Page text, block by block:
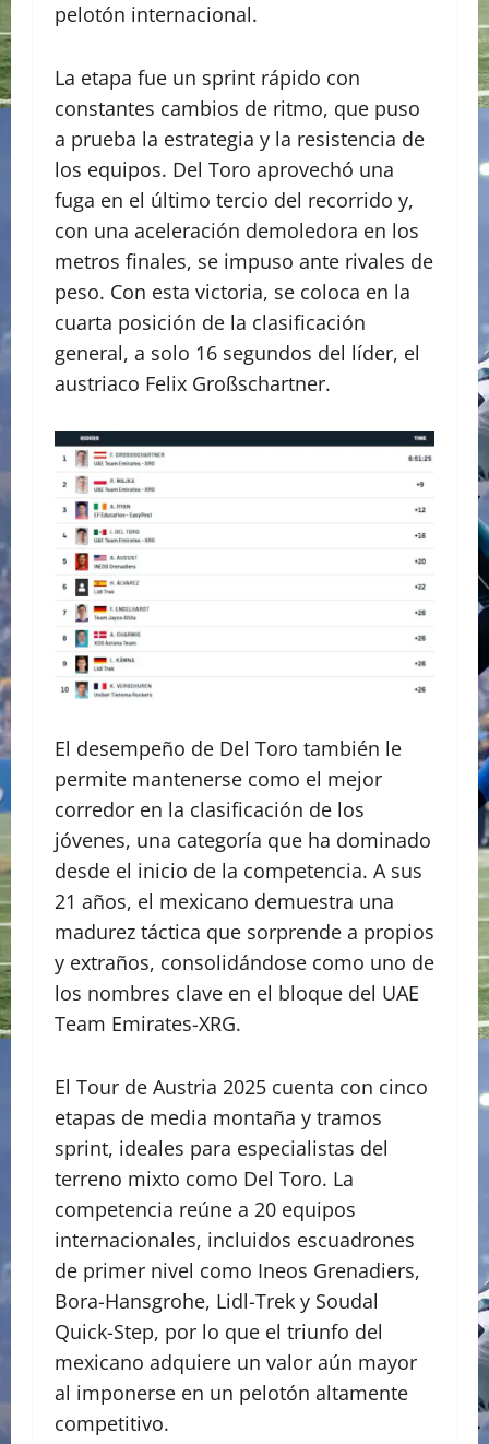
pelotón internacional.
La etapa fue un sprint rápido con
constantes cambios de ritmo, que puso
a prueba la estrategia y la resistencia de
los equipos. Del Toro aprovechó una
fuga en el último tercio del recorrido y,
con una aceleración demoledora en los
metros finales, se impuso ante rivales de
peso. Con esta victoria, se coloca en la
cuarta posición de la clasificación
general, a solo 16 segundos del líder, el
austriaco Felix Großschartner.
El desempeño de Del Toro también le
permite mantenerse como el mejor
corredor en la clasificación de los
jóvenes, una categoría que ha dominado
desde el inicio de la competencia. A sus
21 años, el mexicano demuestra una
madurez táctica que sorprende a propios
y extraños, consolidándose como uno de
los nombres clave en el bloque del UAE
Team Emirates-XRG.
El Tour de Austria 2025 cuenta con cinco
etapas de media montaña y tramos
sprint, ideales para especialistas del
terreno mixto como Del Toro. La
competencia reúne a 20 equipos
internacionales, incluidos escuadrones
de primer nivel como Ineos Grenadiers,
Bora-Hansgrohe, Lidl-Trek y Soudal
Quick-Step, por lo que el triunfo del
mexicano adquiere un valor aún mayor
al imponerse en un pelotón altamente
competitivo.